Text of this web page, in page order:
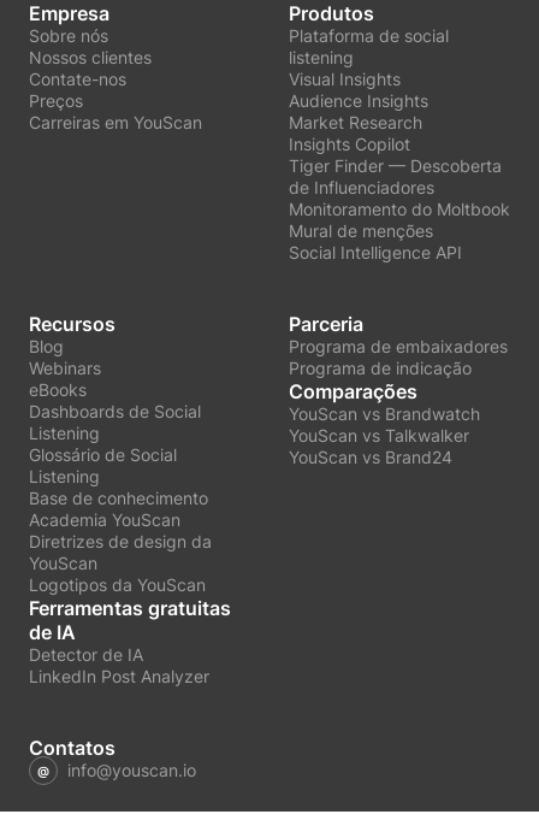
Empresa
Sobre nós
Nossos clientes
Contate-nos
Preços
Carreiras em YouScan
Produtos
Plataforma de social
listening
Visual Insights
Audience Insights
Market Research
Insights Copilot
Tiger Finder — Descoberta
de Influenciadores
Monitoramento do Moltbook
Mural de menções
Social Intelligence API
Recursos
Blog
Webinars
eBooks
Dashboards de Social
Listening
Glossário de Social
Listening
Base de conhecimento
Academia YouScan
Diretrizes de design da
YouScan
Logotipos da YouScan
Ferramentas gratuitas
de IA
Detector de IA
LinkedIn Post Analyzer
Parceria
Programa de embaixadores
Programa de indicação
Comparações
YouScan vs Brandwatch
YouScan vs Talkwalker
YouScan vs Brand24
Contatos
info@youscan.io